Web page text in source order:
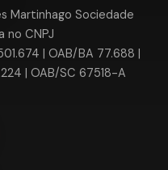
Martinhago Sociedade
no CNPJ
| OAB/BA 77.688 |
| OAB/SC 67518-A